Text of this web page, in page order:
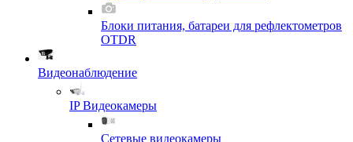
Блоки питания, батареи для рефлектометров
OTDR
Видеонаблюдение
IP Видеокамеры
Сетевые видеокамеры